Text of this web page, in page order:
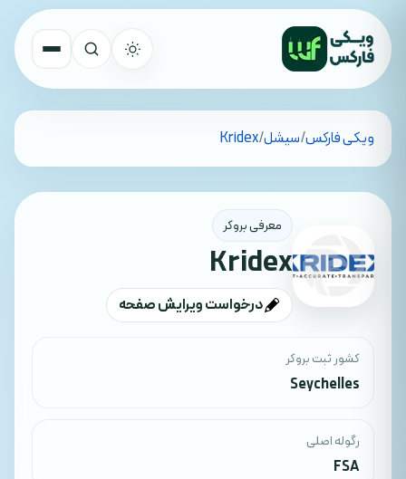
تمام کشورهاویکی فارکس/سیشل/
Kridex
معرفی بروکر
Kridex
درخواست ویرایش صفحه
کشور ثبت بروکر
Seychelles
رگوله اصلی
FSA